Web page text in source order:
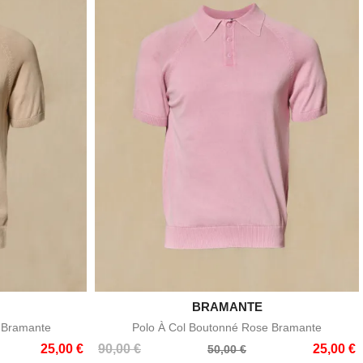
25,00 €
Aperçu rapide
BRAMANTE
Polo À Col Boutonné Rose Bramante
90,00 €
Prix
50,00 € 25,00 €
Prix